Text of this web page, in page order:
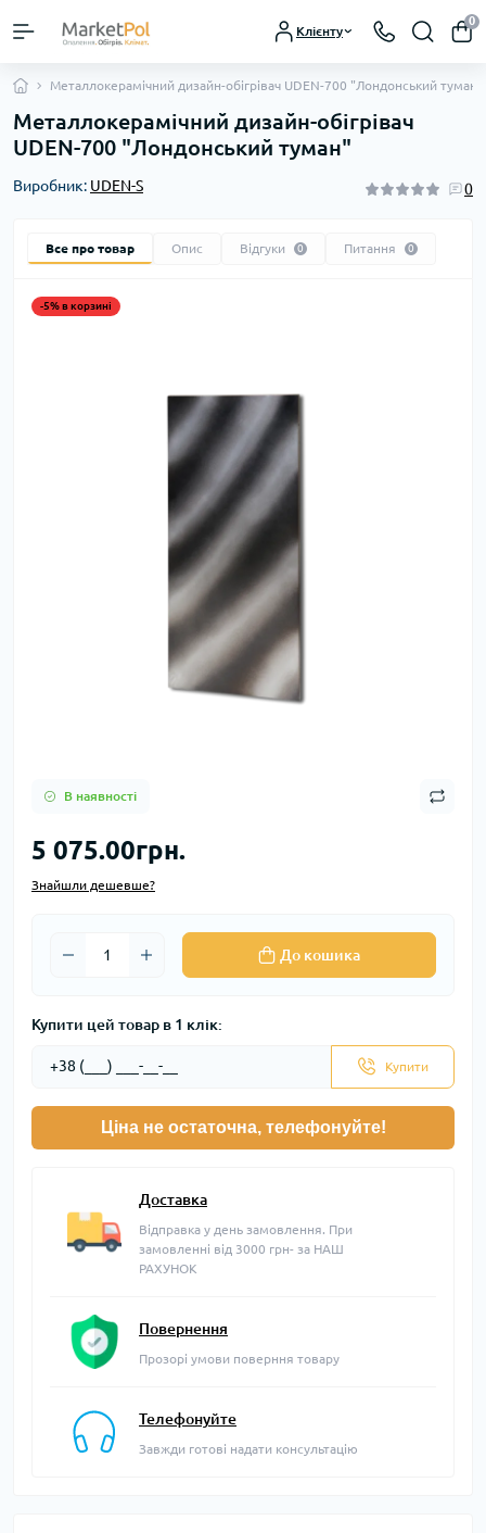
Клієнту
0
Металлокерамічний дизайн-обігрівач UDEN-700 "Лондонський туман"
Металлокерамічний дизайн-обігрівач
UDEN-700 "Лондонський туман"
Виробник: UDEN-S 0
Все про товар Опис Відгуки 0 Питання 0
-5% в корзині
В наявності
5 075.00грн.
Знайшли дешевше?
До кошика
Купити цей товар в 1 клік:
Купити
Ціна не остаточна, телефонуйте!
Доставка
Відправка у день замовлення. При
замовленні від 3000 грн- за НАШ
РАХУНОК
Повернення
Прозорі умови поверння товару
Телефонуйте
Завжди готові надати консультацію